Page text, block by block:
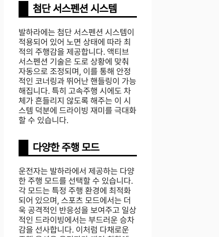
첨단 서스펜션 시스템
발하라에는 첨단 서스펜션 시스템이
적용되어 있어 노면 상태에 따라 최
적의 주행감을 제공합니다. 액티브
서스펜션 기술은 도로 상황에 맞춰
자동으로 조정되며, 이를 통해 안정
적인 코너링과 뛰어난 핸들링이 가능
해집니다. 특히 고속주행 시에도 차
체가 흔들리지 않도록 해주는 이 시
스템 덕분에 드라이빙 재미를 극대화
할 수 있습니다.
다양한 주행 모드
운전자는 발하라에서 제공하는 다양
한 주행 모드를 선택할 수 있습니다.
각 모드는 특정 주행 환경에 최적화
되어 있으며, 스포츠 모드에서는 더
욱 공격적인 반응성을 보여주고 일상
적인 드라이빙에서는 부드러운 승차
감을 선사합니다. 이처럼 다채로운